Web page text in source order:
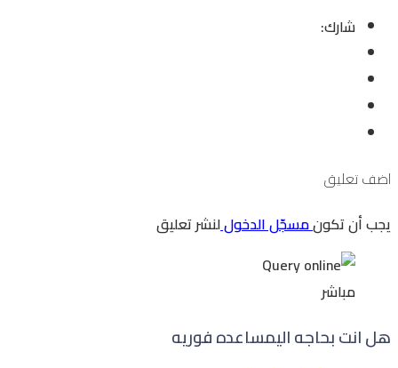
شارك:
اضف تعليق
يجب أن تكونمسجّل الدخوللنشر تعليق
مباشر
هل انت بحاجه اليمساعده فوريه